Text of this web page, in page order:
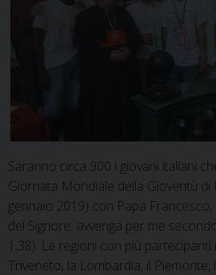
Saranno circa 900 i giovani italiani
Giornata Mondiale della Gioventù di
gennaio 2019) con Papa Francesco,
del Signore: avvenga per me
1,38). Le regioni con più
Triveneto, la Lombardia, il Piemonte,